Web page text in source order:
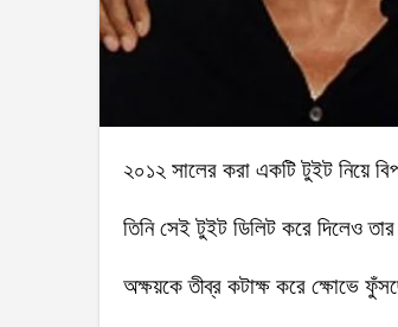
২০১২ সালের করা একটি টুইট নিয়ে
তিনি সেই টুইট ডিলিট করে দিলেও
অক্ষয়কে তীব্র কটাক্ষ করে ক্ষোভে